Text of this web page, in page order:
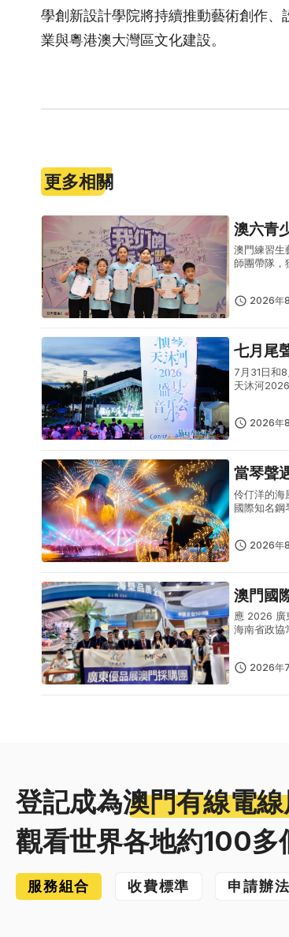
學創新設計學院將持續推動藝術創作
業與粵港澳大灣區文化建設。
更多相關
澳六青
澳門練習生
師團帶隊，
2026年
七月尾
7月31日和
天沐河
2026年
當琴聲
伶仃洋的海
國際知名鋼
2026年
澳門國
應 2026 廣
海南省政協
2026年
登記成為澳門有線電
觀看世界各地約100多
服務組合 收費標準 申請辦法